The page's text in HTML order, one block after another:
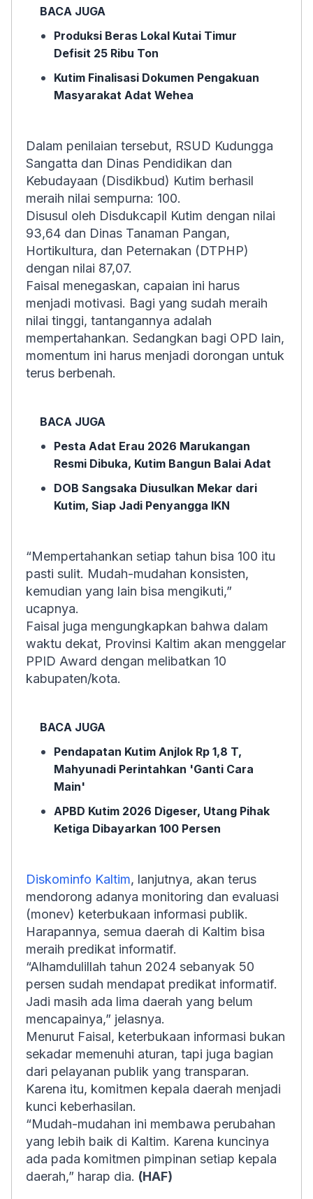
BACA JUGA
Produksi Beras Lokal Kutai Timur
Defisit 25 Ribu Ton
Kutim Finalisasi Dokumen Pengakuan
Masyarakat Adat Wehea
Dalam penilaian tersebut, RSUD Kudungga
Sangatta dan Dinas Pendidikan dan
Kebudayaan (Disdikbud) Kutim berhasil
meraih nilai sempurna: 100.
Disusul oleh Disdukcapil Kutim dengan nilai
93,64 dan Dinas Tanaman Pangan,
Hortikultura, dan Peternakan (DTPHP)
dengan nilai 87,07.
Faisal menegaskan, capaian ini harus
menjadi motivasi. Bagi yang sudah meraih
nilai tinggi, tantangannya adalah
mempertahankan. Sedangkan bagi OPD lain,
momentum ini harus menjadi dorongan untuk
terus berbenah.
BACA JUGA
Pesta Adat Erau 2026 Marukangan
Resmi Dibuka, Kutim Bangun Balai Adat
DOB Sangsaka Diusulkan Mekar dari
Kutim, Siap Jadi Penyangga IKN
“Mempertahankan setiap tahun bisa 100 itu
pasti sulit. Mudah-mudahan konsisten,
kemudian yang lain bisa mengikuti,”
ucapnya.
Faisal juga mengungkapkan bahwa dalam
waktu dekat, Provinsi Kaltim akan menggelar
PPID Award dengan melibatkan 10
kabupaten/kota.
BACA JUGA
Pendapatan Kutim Anjlok Rp 1,8 T,
Mahyunadi Perintahkan 'Ganti Cara
Main'
APBD Kutim 2026 Digeser, Utang Pihak
Ketiga Dibayarkan 100 Persen
Diskominfo Kaltim, lanjutnya, akan terus
mendorong adanya monitoring dan evaluasi
(monev) keterbukaan informasi publik.
Harapannya, semua daerah di Kaltim bisa
meraih predikat informatif.
“Alhamdulillah tahun 2024 sebanyak 50
persen sudah mendapat predikat informatif.
Jadi masih ada lima daerah yang belum
mencapainya,” jelasnya.
Menurut Faisal, keterbukaan informasi bukan
sekadar memenuhi aturan, tapi juga bagian
dari pelayanan publik yang transparan.
Karena itu, komitmen kepala daerah menjadi
kunci keberhasilan.
“Mudah-mudahan ini membawa perubahan
yang lebih baik di Kaltim. Karena kuncinya
ada pada komitmen pimpinan setiap kepala
daerah,” harap dia. (HAF)